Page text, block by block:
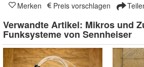
Merken Preis vorschlagen
Verwandte Artikel: Mikros und
Funksysteme von Sennheiser